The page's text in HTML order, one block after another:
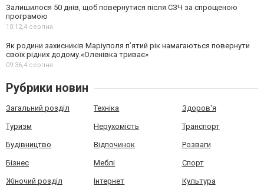
Залишилося 50 днів, щоб повернутися після СЗЧ за спрощеною
програмою
10:12,4 серпня
Як родини захисників Маріуполя пʼятий рік намагаються повернути
своїх рідних додому.«Оленівка триває»
09:36,4 серпня
Рубрики новин
Загальний розділ Техніка Здоров'я
Туризм Нерухомість Транспорт
Будівництво Відпочинок Розваги
Бізнес Меблі Спорт
Жіночий розділ Інтернет Культура